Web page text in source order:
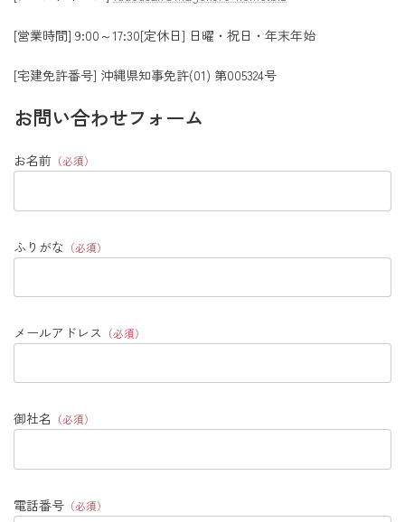
[営業時間] 9:00～17:30[定休日] 日曜・祝日・年末年始
[宅建免許番号] 沖縄県知事免許(01) 第005324号
お問い合わせフォーム
お名前 （必須）
ふりがな （必須）
メールアドレス （必須）
御社名 （必須）
電話番号 （必須）